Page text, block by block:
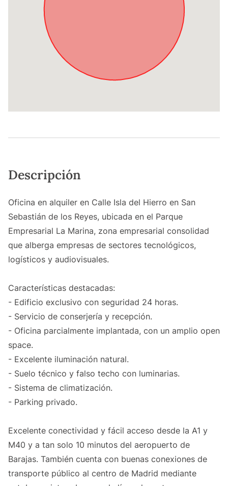
Descripción
Oficina en alquiler en Calle Isla del Hierro en San
Sebastián de los Reyes, ubicada en el Parque
Empresarial La Marina, zona empresarial consolidad
que alberga empresas de sectores tecnológicos,
logísticos y audiovisuales.
Características destacadas:
- Edificio exclusivo con seguridad 24 horas.
- Servicio de conserjería y recepción.
- Oficina parcialmente implantada, con un amplio open
space.
- Excelente iluminación natural.
- Suelo técnico y falso techo con luminarias.
- Sistema de climatización.
- Parking privado.
Excelente conectividad y fácil acceso desde la A1 y
M40 y a tan solo 10 minutos del aeropuerto de
Barajas. También cuenta con buenas conexiones de
transporte público al centro de Madrid mediante